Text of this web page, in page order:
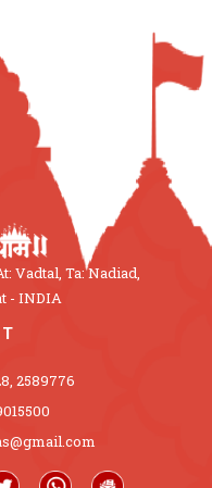
Vadtal, Ta: Nadiad,
- INDIA
2589776